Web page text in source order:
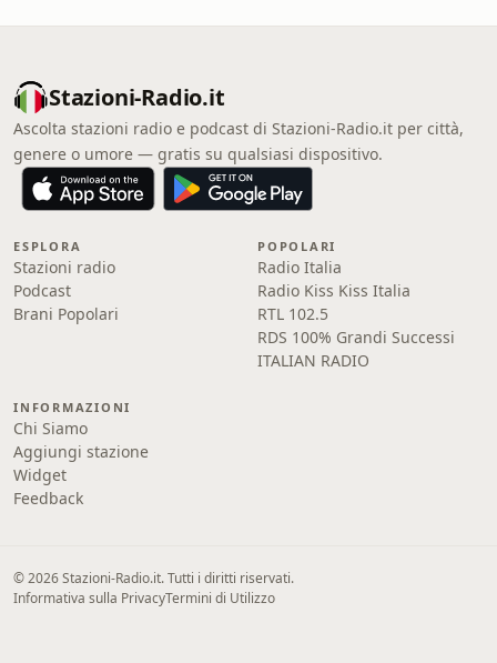
Stazioni-Radio.it
Ascolta stazioni radio e podcast di Stazioni-Radio.it per città,
genere o umore — gratis su qualsiasi dispositivo.
ESPLORA
Stazioni radio
Podcast
Brani Popolari
POPOLARI
Radio Italia
Radio Kiss Kiss Italia
RTL 102.5
RDS 100% Grandi Successi
ITALIAN RADIO
INFORMAZIONI
Chi Siamo
Aggiungi stazione
Widget
Feedback
© 2026 Stazioni-Radio.it. Tutti i diritti riservati.
Informativa sulla PrivacyTermini di Utilizzo